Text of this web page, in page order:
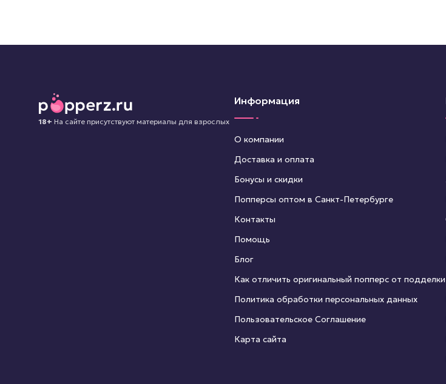
18+ На сайте присутствуют материалы для взрослых
Информация
О компании
Доставка и оплата
Бонусы и скидки
Попперсы оптом в Санкт-Петербурге
Контакты
Помощь
Блог
Как отличить оригинальный попперс от подделки
Политика обработки персональных данных
Пользовательское Соглашение
Карта сайта